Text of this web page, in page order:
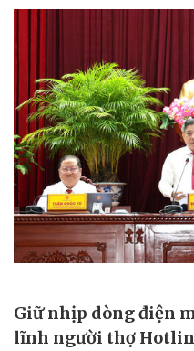
Giữ nhịp dòng điện
lĩnh người thợ